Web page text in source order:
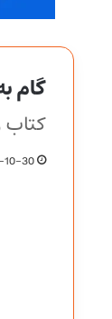
گام
کتاب
10-30